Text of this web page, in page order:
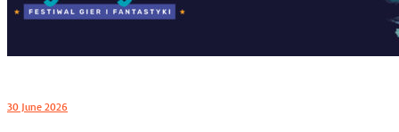
30 June 2026